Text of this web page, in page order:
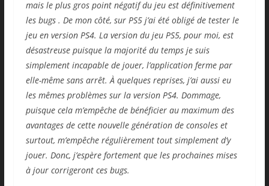
mais le plus gros point négatif du jeu est définitivement
les bugs . De mon côté, sur PS5 j’ai été obligé de tester le
jeu en version PS4. La version du jeu PS5, pour moi, est
désastreuse puisque la majorité du temps je suis
simplement incapable de jouer, l’application ferme par
elle-même sans arrêt. À quelques reprises, j’ai aussi eu
les mêmes problèmes sur la version PS4. Dommage,
puisque cela m’empêche de bénéficier au maximum des
avantages de cette nouvelle génération de consoles et
surtout, m’empêche régulièrement tout simplement d’y
jouer. Donc, j’espère fortement que les prochaines mises
à jour corrigeront ces bugs.